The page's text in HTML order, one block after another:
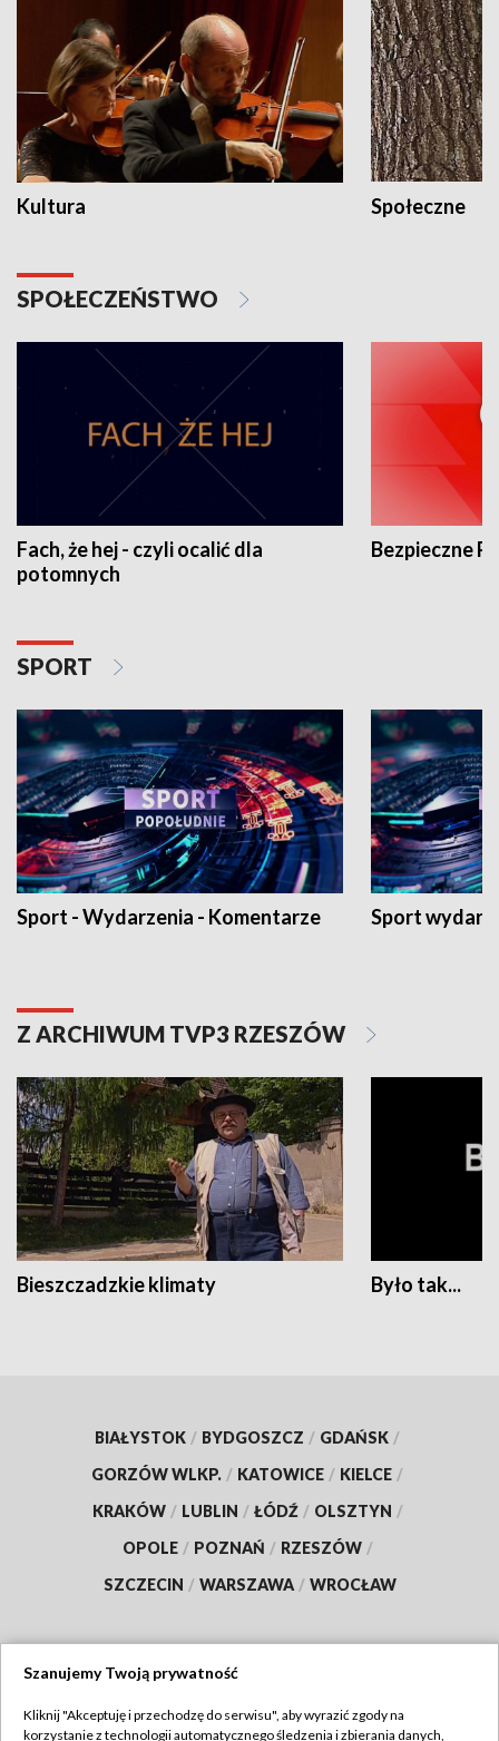
Kultura Społeczne
SPOŁECZEŃSTWO
Fach, że hej - czyli ocalić dla
potomnych
Bezpieczne
SPORT
Sport - Wydarzenia - Komentarze Sport
Z ARCHIWUM TVP3 RZESZÓW
Bieszczadzkie klimaty Było tak...
BIAŁYSTOK / BYDGOSZCZ / GDAŃSK /
GORZÓW WLKP. / KATOWICE / KIELCE /
KRAKÓW / LUBLIN / ŁÓDŹ / OLSZTYN /
OPOLE / POZNAŃ / RZESZÓW /
SZCZECIN / WARSZAWA / WROCŁAW
Szanujemy Twoją prywatność
Kliknij "Akceptuję i przechodzę do serwisu", aby wyrazić zgody na
korzystanie z technologii automatycznego śledzenia i zbierania danych,